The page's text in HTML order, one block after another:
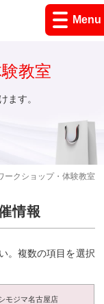
Menu
ークショップ・体験教室
教室
ます。
情報
。複数の項目を選択
モジマ名古屋店